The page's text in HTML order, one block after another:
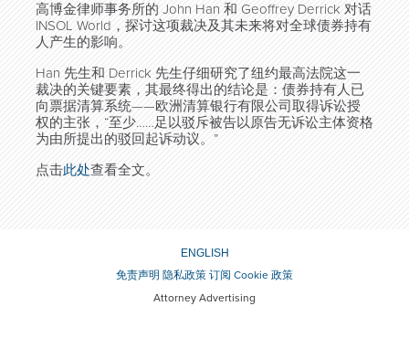
高博金律师事务所的 John Han 和 Geoffrey Derrick 对话
INSOL World，探讨这项裁决及其未来将对全球债券持有
人产生的影响。
Han 先生和 Derrick 先生仔细研究了纽约最高法院这一
裁决的关键要素，其最终得出的结论是：债券持有人已
向票据清算系统——欧洲清算银行有限公司取得诉讼授
权的主张，“至少……足以驳斥被告以原告无诉讼主体资格
为由所提出的驳回起诉动议。”
点击此处查看全文。
ENGLISH
免责声明 隐私政策 订阅 Cookie 政策
Attorney Advertising